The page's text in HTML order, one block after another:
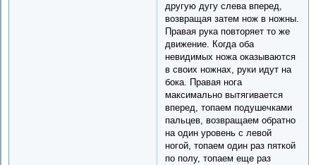
другую дугу слева вперед,
возвращая затем нож в ножны.
Правая рука повторяет то же
движение. Когда оба
невидимых ножа оказываются
в своих ножнах, руки идут на
бока. Правая нога
максимально вытягивается
вперед, топаем подушечками
пальцев, возвращаем обратно
на один уровень с левой
ногой, топаем один раз пяткой
по полу, топаем еще раз